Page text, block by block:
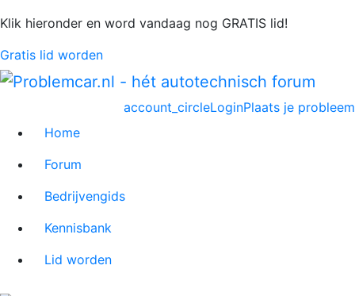
Klik hieronder en word vandaag nog GRATIS lid!
Gratis lid worden
Plaats je probleem
account_circleLogin
Home
Forum
Bedrijvengids
Kennisbank
Lid worden